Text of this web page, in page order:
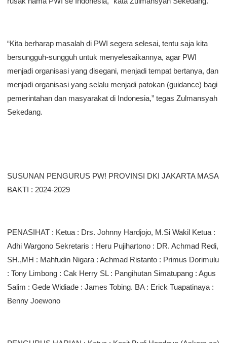
“Kita berharap masalah di PWI segera selesai, tentu saja kita
bersungguh-sungguh untuk menyelesaikannya, agar PWI
menjadi organisasi yang disegani, menjadi tempat bertanya, dan
menjadi organisasi yang selalu menjadi patokan (guidance) bagi
pemerintahan dan masyarakat di Indonesia,” tegas Zulmansyah
Sekedang.
SUSUNAN PENGURUS PW! PROVINSI DKI JAKARTA MASA
BAKTI : 2024-2029
PENASIHAT : Ketua : Drs. Johnny Hardjojo, M.Si Wakil Ketua :
Adhi Wargono Sekretaris : Heru Pujihartono : DR. Achmad Redi,
SH.,MH : Mahfudin Nigara : Achmad Ristanto : Primus Dorimulu
: Tony Limbong : Cak Herry SL : Pangihutan Simatupang : Agus
Salim : Gede Widiade : James Tobing. BA : Erick Tuapatinaya :
Benny Joewono